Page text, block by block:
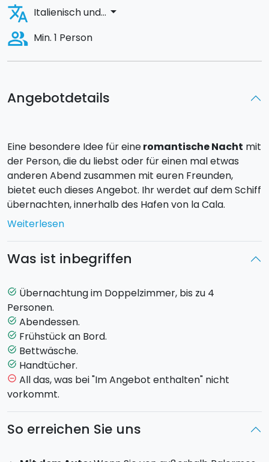
Angebotdetails
Eine besondere Idee für eineromantische Nacht mit
der Person, die du liebst oder für einen mal etwas
anderen Abend zusammen mit euren Freunden,
bietet euch dieses Angebot. Ihr werdet auf dem Schiff
übernachten, innerhalb des Hafen von la Cala.
Check-in: um 18:00 Uhr am Hafen von
Am nächsten Morgen wartet einFrühstück
frischen Produkten aus Sizilien auf euch.
um 10:00 Uhr.
Weiterlesen
Was ist inbegriffen
task_alt Übernachtung im Doppelzimmer, bis zu 4
Personen.
task_alt Abendessen.
task_alt Frühstück an Bord.
task_alt Bettwäsche.
task_alt Handtücher.
remove_circle_outline All das, was bei "Im Angebot enthalten" nicht
vorkommt.
So erreichen Sie uns
translate Italienisch und... arrow_drop_down
people_alt Min. 1 Person